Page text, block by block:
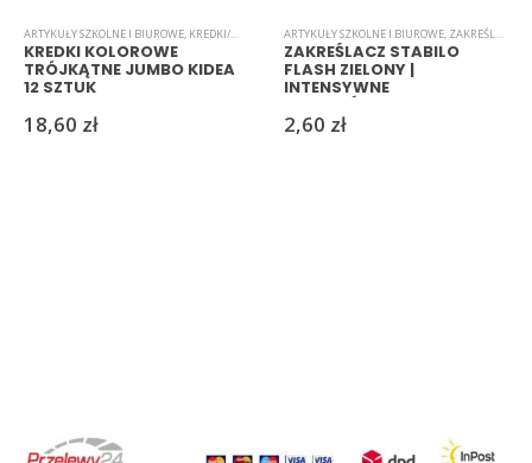
ARTYKUŁY SZKOLNE I BIUROWE, KREDKI/MARKERY/PISAKI
KREDKI KOLOROWE
TRÓJKĄTNE JUMBO KIDEA
12 SZTUK
18,60 zł
ARTYKUŁY SZKOLNE I BIUROWE, ZAKREŚLACZE
ZAKREŚLACZ STABILO
FLASH ZIELONY |
INTENSYWNE
2,60 zł